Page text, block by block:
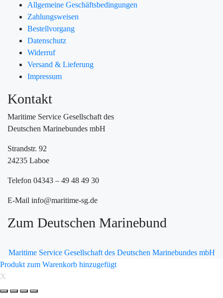
Allgemeine Geschäftsbedingungen
Zahlungsweisen
Bestellvorgang
Datenschutz
Widerruf
Versand & Lieferung
Impressum
Kontakt
Maritime Service Gesellschaft des
Deutschen Marinebundes mbH
Strandstr. 92
24235 Laboe
Telefon 04343 – 49 48 49 30
E-Mail info@maritime-sg.de
Zum Deutschen Marinebund
Maritime Service Gesellschaft des Deutschen Marinebundes mbH
Produkt zum Warenkorb hinzugefügt
X